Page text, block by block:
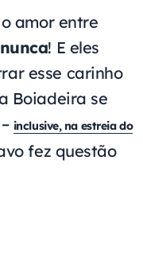
amor entre
! E eles
esse carinho
Boiadeira se
– inclusive, na estreia do
fez questão